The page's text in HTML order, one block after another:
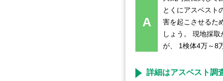
A
とくにアスベスト
害を起こさせるた
しょう。 現地採
が、 1検体4万～8
詳細はアスベスト調